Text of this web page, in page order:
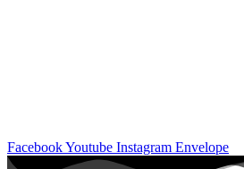
FacebookYoutube Instagram Envelope